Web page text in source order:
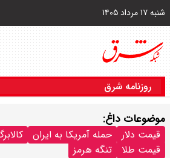
شنبه ۱۷ مرداد ۱۴۰۵
روزنامه شرق
موضوعات داغ:
قیمت دلار حمله آمریکا به ایران
قیمت طلا
تنگه هرمز